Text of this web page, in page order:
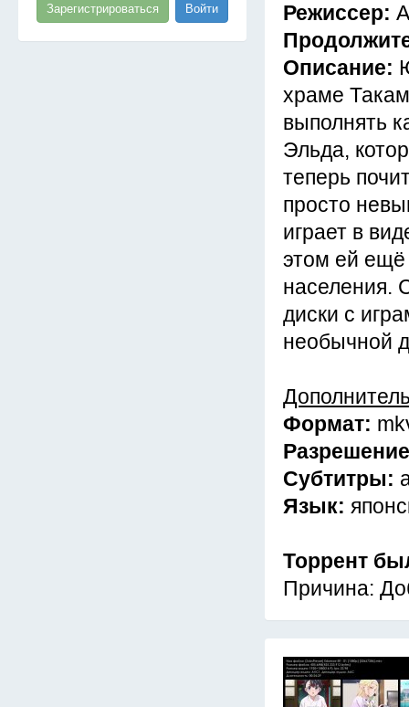
Зарегистрироваться Войти
Режиссер:
Описание:
храме
выполнять
Эльда,
теперь
просто
играет в
этом ей ещё
населения.
диски с
необычной
Формат:
Субтитры:
Язык:
Торрент
Причина: